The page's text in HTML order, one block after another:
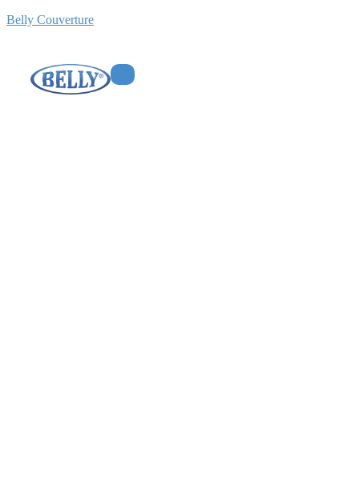
Belly Couverture